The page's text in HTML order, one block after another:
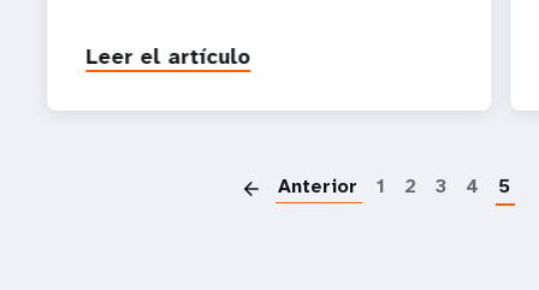
Leer el artículo
Anterior 1 2 3 4 5